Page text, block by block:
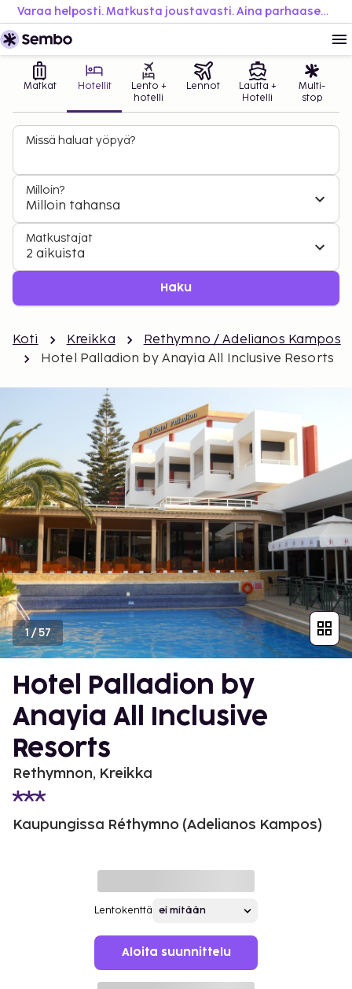
Varaa helposti. Matkusta joustavasti. Aina parhaaseen hintaan.
Matkat Hotellit
Lento +
hotelli
Lennot
Lautta +
Hotelli
Multi-
stop
Missä haluat yöpyä?
Milloin?
Milloin tahansa
Matkustajat
2 aikuista
Haku
Koti Kreikka
Rethymno / Adelianos Kampos
Hotel Palladion by Anayia All Inclusive Resorts
1/57
Hotel Palladion by
Anayia All Inclusive
Resorts
Rethymnon, Kreikka
Kaupungissa Réthymno (Adelianos Kampos)
Lentokenttä
Aloita suunnittelu